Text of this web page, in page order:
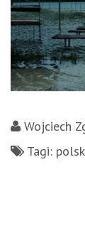
Wojciech
Tagi: